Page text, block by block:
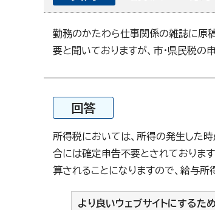
勤務のかたわら仕事関係の雑誌に原
要と聞いておりますが、市・県民税の
回答
所得税においては、所得の発生した
合には確定申告不要とされておりま
算されることになりますので、給与
より良いウェブサイトにするた